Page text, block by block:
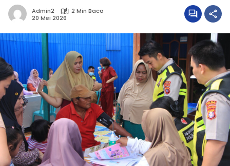
Admin2
2 Min Baca
20 Mei 2026